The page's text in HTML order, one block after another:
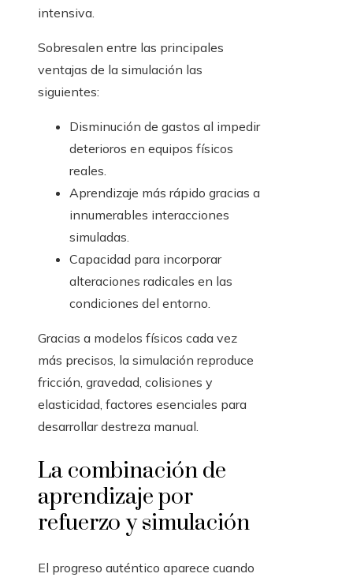
intensiva.
Sobresalen entre las principales
ventajas de la simulación las
siguientes:
Disminución de gastos al impedir
deterioros en equipos físicos
reales.
Aprendizaje más rápido gracias a
innumerables interacciones
simuladas.
Capacidad para incorporar
alteraciones radicales en las
condiciones del entorno.
Gracias a modelos físicos cada vez
más precisos, la simulación reproduce
fricción, gravedad, colisiones y
elasticidad, factores esenciales para
desarrollar destreza manual.
La combinación de
aprendizaje por
refuerzo y simulación
El progreso auténtico aparece cuando